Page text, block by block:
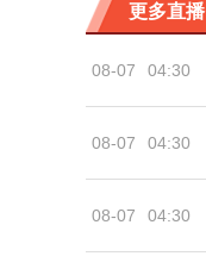
更多直播
08-07 04:30
08-07 04:30
08-07 04:30